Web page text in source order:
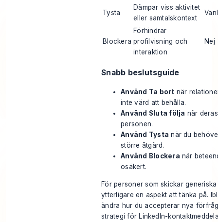
Tysta
Dämpar viss aktivitet
eller samtalskontext
Blockera
Förhindrar
profilvisning och
interaktion
Nej
Snabb beslutsguide
Använd Ta bort när
inte värd att behålla.
Använd Sluta följa när
personen.
Använd Tysta när du
större åtgärd.
Använd Blockera när
osäkert.
För personer som skickar
ytterligare en aspekt att tänka på.
ändra hur du accepterar nya
strategi för LinkedIn-